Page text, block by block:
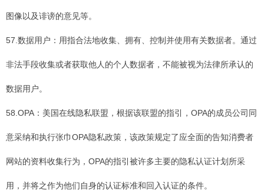
图像以及诽谤的意见等。
57.数据用户：用指合法地收集、拥有、控制并使用有关数据者。通过
非法手段收集或者获取他人的个人数据者，不能被视为法律所承认的
数据用户。
58.OPA：美国在线隐私联盟，根据该联盟的指引，OPA的成员公司同
意采纳和执行张巾OPA隐私政策，该政策规定了应全面的告知消费者
网站的资料收集行为，OPA的指引被许多主要的隐私认证计划所采
用，并将之作为他们自身的认证标准和回入认证的条件。